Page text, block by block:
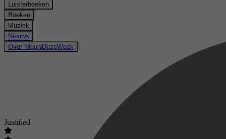
Luisterboeken
Boeken
Muziek
Nieuws
Over NieuwDezeWeek
Justified